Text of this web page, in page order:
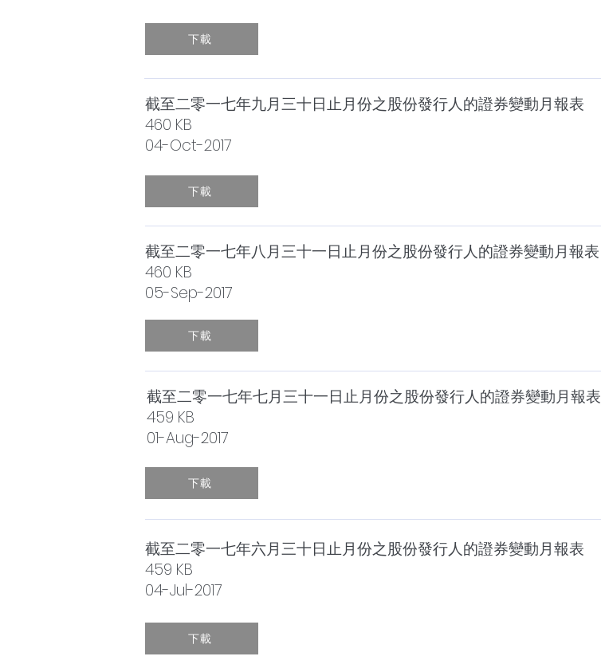
下載
截至二零一七年九月三十日止月份之股份發行人的證券變動月報表
460 KB
04-Oct-2017
下載
截至二零一七年八月三十一日止月份之股份發行人的證券變動月報表
460 KB
05-Sep-2017
下載
截至二零一七年七月三十一日止月份之股份發行人的證券變動月報表
459 KB
01-Aug-2017
下載
截至二零一七年六月三十日止月份之股份發行人的證券變動月報表
459 KB
04-Jul-2017
下載